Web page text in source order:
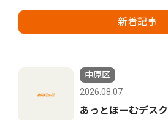
新着記事
中原区
2026.08.07
あっとほーむデスク